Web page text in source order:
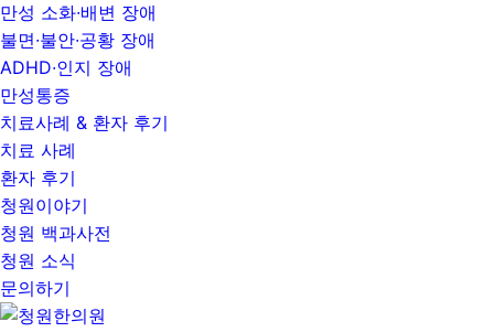
만성 소화∙배변 장애
불면∙불안∙공황 장애
ADHD∙인지 장애
만성통증
치료사례 & 환자 후기
치료 사례
환자 후기
청원이야기
청원 백과사전
청원 소식
문의하기